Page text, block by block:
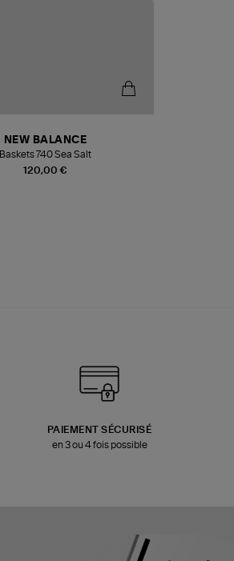
120,00 €
NEW BALANCE
Baskets 740 Sea Salt
PAIEMENT SÉCURISÉ
en 3 ou 4 fois possible